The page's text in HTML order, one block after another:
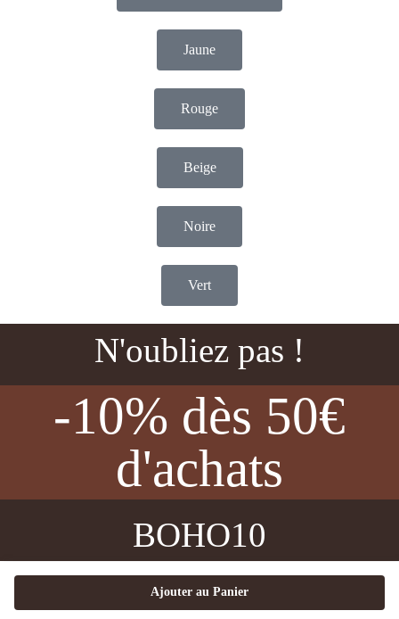
Ajouter au Panier
Jaune
Rouge
Beige
Noire
Vert
N'oubliez pas !
-10% dès 50€
d'achats
BOHO10